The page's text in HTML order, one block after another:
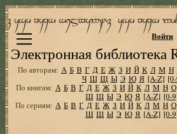
Электронная библиотека
Войти
По авторам: А Б В Г Д Е Ж З И Й К Л М Н
Ч Ш Щ Ы Э Ю Я [A-Z]
По книгам: А Б В Г Д Е Ж З И Й К Л М Н О
Ш Щ Ы Э Ю Я [A-Z] [0-
По сериям: А Б В Г Д Е Ж З И Й К Л М Н О
Ш Щ Ы Э Ю Я [A-Z] [0-